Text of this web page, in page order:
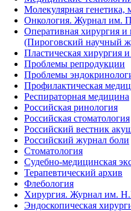
Молекулярная генетика,
Онкология. Журнал им.
Оперативная хирургия и
(Пироговский научный
Пластическая хирургия
Проблемы репродукции
Проблемы
Профилактическая
Респираторная медицина
Российская ринология
Российская стоматология
Российский вестник
Российский журнал боли
Стоматология
Судебно-медицинская
Терапевтический архив
Флебология
Хирургия. Журнал им.
Эндоскопическая